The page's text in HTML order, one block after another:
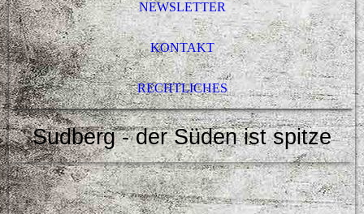
NEWSLETTER
KONTAKT
RECHTLICHES
Sudberg - der Süden ist spitze